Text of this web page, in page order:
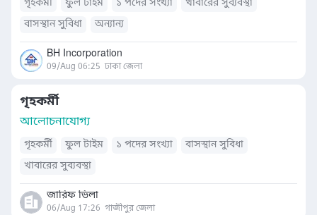
গৃহকর্মী
ফুল টাইম ১ পদের সংখ্যা
খাবারের সুব্যবস্থা
বাসস্থান সুবিধা
অন্যান্য
BH Incorporation
09/Aug 06:25 ঢাকা জেলা
গৃহকর্মী
আলোচনাযোগ্য
গৃহকর্মী ফুল টাইম ১ পদের সংখ্যা
বাসস্থান সুবিধা
খাবারের সুব্যবস্থা
জারিফ ভিলা
06/Aug 17:26 গাজীপুর জেলা